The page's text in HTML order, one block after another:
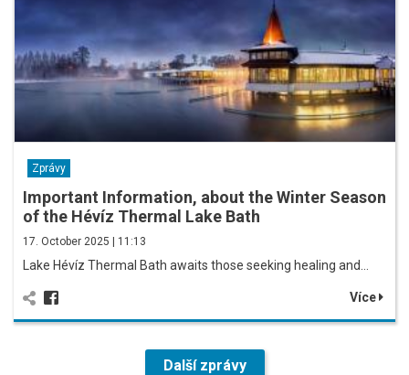
Zprávy
Important Information, about the Winter Season
of the Hévíz Thermal Lake Bath
17. October 2025 | 11:13
Lake Hévíz Thermal Bath awaits those seeking healing and…
Více
Další zprávy